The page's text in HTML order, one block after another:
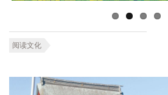
阅读文化